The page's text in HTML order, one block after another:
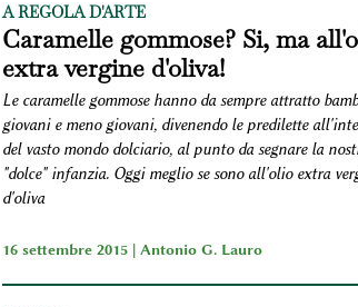
A REGOLA D'ARTE
Caramelle gommose? Si, ma
extra vergine d'oliva!
Le caramelle gommose hanno da sempre attratto
giovani e meno giovani, divenendo le predilette
del vasto mondo dolciario, al punto da segnare la
"dolce" infanzia. Oggi meglio se sono all'olio extra
d'oliva
16 settembre 2015 | Antonio G. Lauro